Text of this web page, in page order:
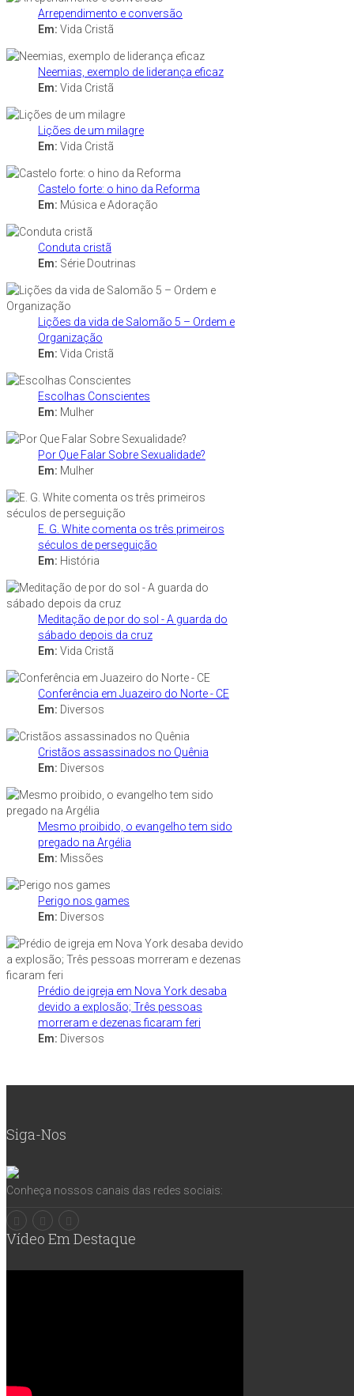
Arrependimento e conversão
Em: Vida Cristã
Neemias, exemplo de liderança eficaz
Em: Vida Cristã
Lições de um milagre
Em: Vida Cristã
Castelo forte: o hino da Reforma
Em: Música e Adoração
Conduta cristã
Em: Série Doutrinas
Lições da vida de Salomão 5 – Ordem e
Organização
Em: Vida Cristã
Escolhas Conscientes
Em: Mulher
Por Que Falar Sobre Sexualidade?
Em: Mulher
E. G. White comenta os três primeiros
séculos de perseguição
Em: História
Meditação de por do sol - A guarda do
sábado depois da cruz
Em: Vida Cristã
Conferência em Juazeiro do Norte - CE
Em: Diversos
Cristãos assassinados no Quênia
Em: Diversos
Mesmo proibido, o evangelho tem sido
pregado na Argélia
Em: Missões
Perigo nos games
Em: Diversos
Prédio de igreja em Nova York desaba
devido a explosão; Três pessoas
morreram e dezenas ficaram feri
Em: Diversos
Siga-Nos
Conheça nossos canais das redes sociais:
Vídeo Em Destaque